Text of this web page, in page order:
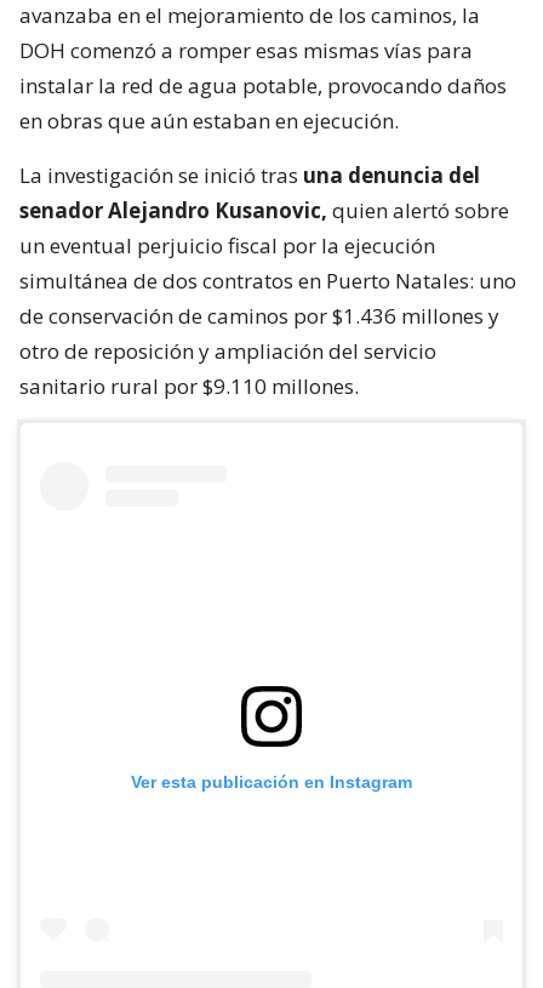
avanzaba en el mejoramiento de los caminos, la
DOH comenzó a romper esas mismas vías para
instalar la red de agua potable, provocando daños
en obras que aún estaban en ejecución.
La investigación se inició tras una denuncia del
senador Alejandro Kusanovic, quien alertó sobre
un eventual perjuicio fiscal por la ejecución
simultánea de dos contratos en Puerto Natales: uno
de conservación de caminos por $1.436 millones y
otro de reposición y ampliación del servicio
sanitario rural por $9.110 millones.
Ver esta publicación en Instagram